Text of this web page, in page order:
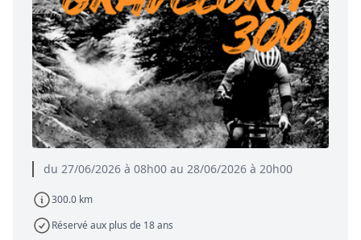
du 27/06/2026 à 08h00 au 28/06/2026 à 20h00
300.0 km
Réservé aux plus de 18 ans